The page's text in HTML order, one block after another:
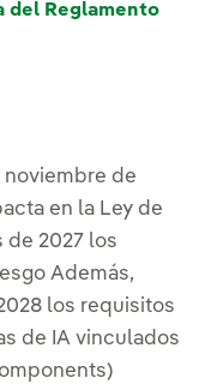
del Reglamento
noviembre de
en la Ley de
de 2027 los
Además,
los requisitos
de IA vinculados